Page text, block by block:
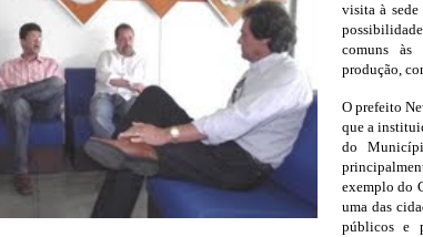
visita à sede
comuns às
produção,
O prefeito
que a
do
exemplo do
uma das
públicos e